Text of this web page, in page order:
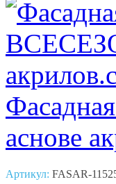
аснове
Артикул: FASAR-